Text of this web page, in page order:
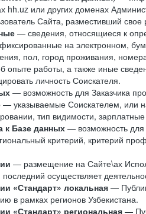
hh.uz или других доменах
Сайта, разместивший
— сведения, относящиеся к
на электронном,
пол, город проживания,
опыте работы, а также иные
личность Соискателя.
— возможность для Заказчика
— указываемые Соискателем, или
тип видимости,
к Базе данных — возможность
критерий, критерий
— размещение на Сайте\ах
последний осуществляет
«Стандарт» локальная —
в рамках регионов Узбекистана.
«Стандарт» региональная —